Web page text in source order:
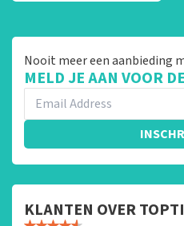
Nooit meer een aanbieding
MELD JE AAN VOOR
KLANTEN OVER